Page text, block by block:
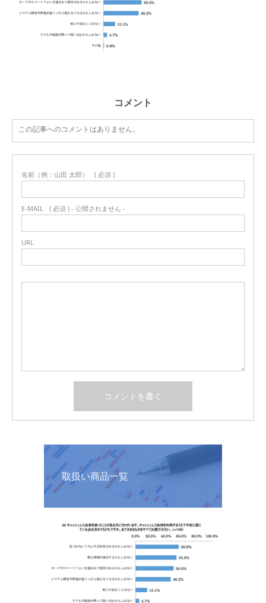
コメント
この記事へのコメントはありません。
名前（例：山田 太郎） ( 必須 )
E-MAIL ( 必須 ) - 公開されません -
URL
取扱い商品一覧